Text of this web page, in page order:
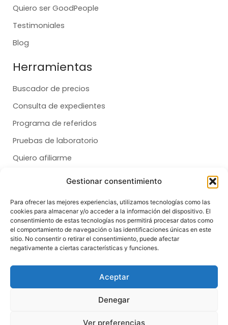
Gestionar consentimiento
Para ofrecer las mejores experiencias, utilizamos tecnologías como las
cookies para almacenar y/o acceder a la información del dispositivo. El
consentimiento de estas tecnologías nos permitirá procesar datos como
el comportamiento de navegación o las identificaciones únicas en este
sitio. No consentir o retirar el consentimiento, puede afectar
negativamente a ciertas características y funciones.
Aceptar
Denegar
Ver preferencias
Quiero ser GoodPeople
Testimoniales
Blog
Herramientas
Buscador de precios
Consulta de expedientes
Programa de referidos
Pruebas de laboratorio
Quiero afiliarme
Dental
Salud
Síganos
c
k
s